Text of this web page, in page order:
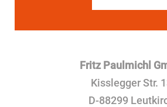
Fritz Paulmichl
Kisslegger Str.
D-88299